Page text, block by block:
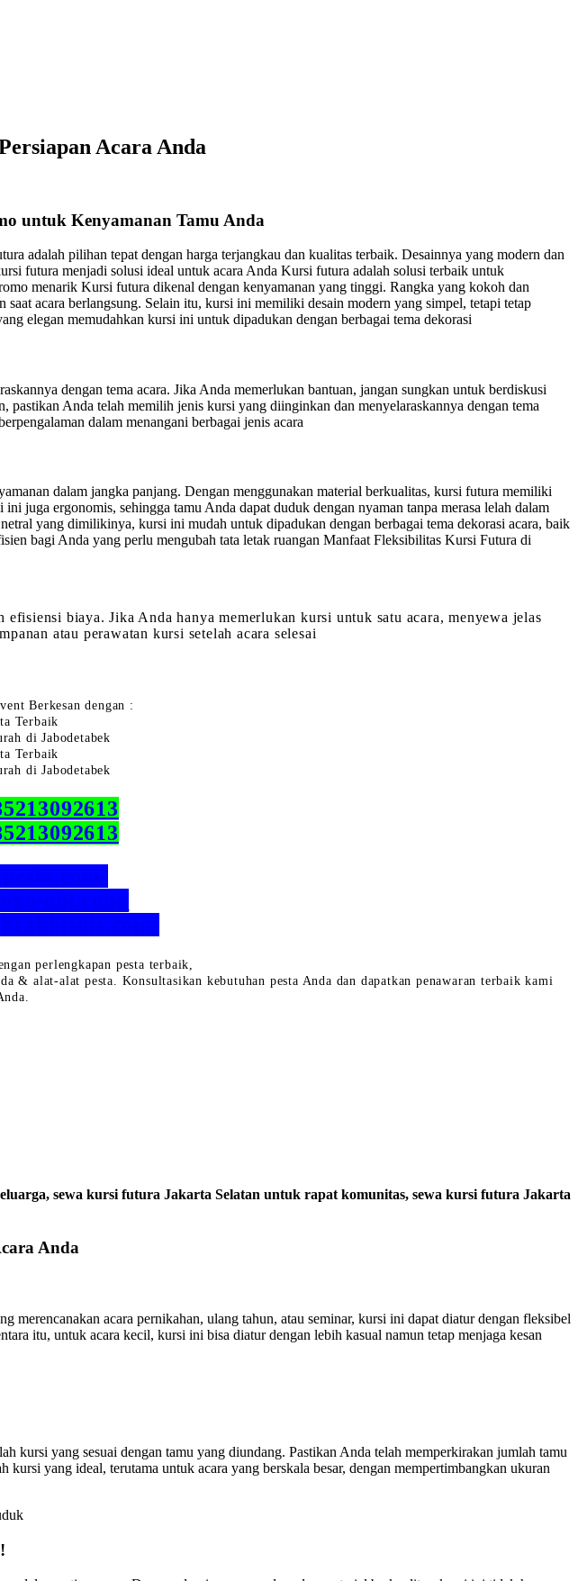
Acara Anda
untuk Kenyamanan Tamu Anda
adalah pilihan tepat dengan harga terjangkau dan kualitas terbaik. Desainnya yang modern dan
futura menjadi solusi ideal untuk acara Anda Kursi futura adalah solusi terbaik untuk
menarik Kursi futura dikenal dengan kenyamanan yang tinggi. Rangka yang kokoh dan
acara berlangsung. Selain itu, kursi ini memiliki desain modern yang simpel, tetapi tetap
elegan memudahkan kursi ini untuk dipadukan dengan berbagai tema dekorasi
dengan tema acara. Jika Anda memerlukan bantuan, jangan sungkan untuk berdiskusi
pastikan Anda telah memilih jenis kursi yang diinginkan dan menyelaraskannya dengan tema
dalam menangani berbagai jenis acara
dalam jangka panjang. Dengan menggunakan material berkualitas, kursi futura memiliki
juga ergonomis, sehingga tamu Anda dapat duduk dengan nyaman tanpa merasa lelah dalam
yang dimilikinya, kursi ini mudah untuk dipadukan dengan berbagai tema dekorasi acara, baik
bagi Anda yang perlu mengubah tata letak ruangan Manfaat Fleksibilitas Kursi Futura di
biaya. Jika Anda hanya memerlukan kursi untuk satu acara, menyewa jelas
atau perawatan kursi setelah acara selesai
Berkesan dengan :
Terbaik
di Jabodetabek
Terbaik
di Jabodetabek
perlengkapan pesta terbaik,
& alat-alat pesta. Konsultasikan kebutuhan pesta Anda dan dapatkan penawaran terbaik kami
sewa kursi futura Jakarta Selatan untuk rapat komunitas, sewa kursi futura Jakarta
Anda
acara pernikahan, ulang tahun, atau seminar, kursi ini dapat diatur dengan fleksibel
itu, untuk acara kecil, kursi ini bisa diatur dengan lebih kasual namun tetap menjaga kesan
kursi yang sesuai dengan tamu yang diundang. Pastikan Anda telah memperkirakan jumlah tamu
yang ideal, terutama untuk acara yang berskala besar, dengan mempertimbangkan ukuran